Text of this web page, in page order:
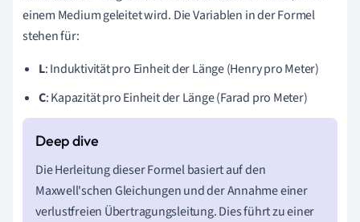
einem Medium geleitet wird. Die Variablen in der Formel
stehen für:
L: Induktivität pro Einheit der Länge (Henry pro Meter)
C: Kapazität pro Einheit der Länge (Farad pro Meter)
Die Herleitung dieser Formel basiert auf den
Maxwell'schen Gleichungen und der Annahme einer
verlustfreien Übertragungsleitung. Dies führt zu einer